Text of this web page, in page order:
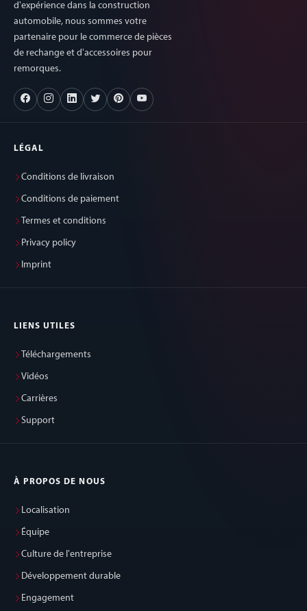
d'expérience dans la construction
automobile, nous sommes votre
partenaire pour le commerce de pièces
de rechange et d'accessoires pour
remorques.
LÉGAL
Conditions de livraison
Conditions de paiement
Termes et conditions
Privacy policy
Imprint
LIENS UTILES
Téléchargements
Vidéos
Carrières
Support
À PROPOS DE NOUS
Localisation
Équipe
Culture de l'entreprise
Développement durable
Engagement